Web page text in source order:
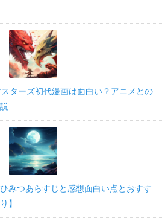
スターズ初代漫画は面白い？アニメとの
みつあらすじと感想面白い点とおすす
】